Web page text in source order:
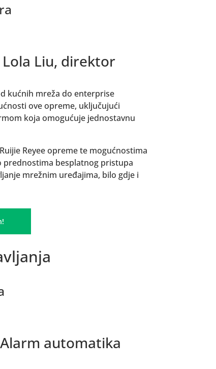
Liu, direktor
kućnih mreža do enterprise
ove opreme, uključujući
koja omogućuje jednostavnu
Reyee opreme te mogućnostima
prednostima besplatnog pristupa
mrežnim uređajima, bilo gdje i
automatika